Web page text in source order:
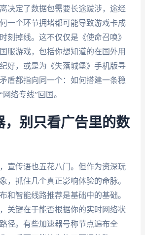
决定了数据包需要长途跋涉，途经
一个环节拥堵都可能导致游戏卡成
刻掉线。这不仅仅是《使命召唤》
服游戏，包括你想知道的在国外用
好，或是为《失落城堡》手机版寻
盾都指向同一个：如何搭建一条稳
络专线”回国。
，别只看广告里的数
宣传语也五花八门。但作为资深玩
，抓住几个真正影响体验的命脉。
和智能线路推荐是基础中的基础。
关键在于能否根据你的实时网络状
径。有些加速器号称节点遍布全